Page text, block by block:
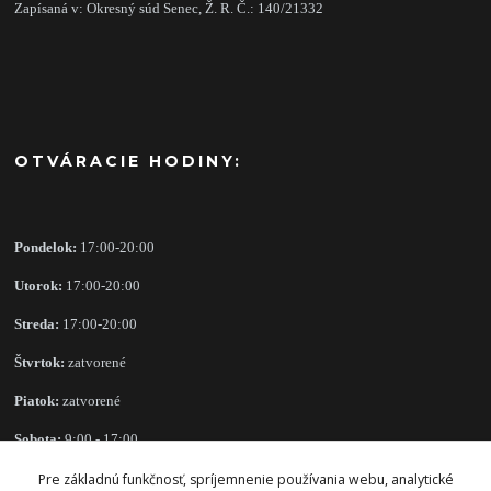
Zapísaná v: Okresný súd Senec, Ž. R. Č.: 140/21332
OTVÁRACIE HODINY:
Pondelok: 17:00-20:00
Utorok: 17:00-20:00
Streda: 17:00-20:00
Štvrtok: zatvorené
Piatok: zatvorené
Sobota:9:00 - 17:00
Nedeľa: zatvorené
Pre základnú funkčnosť, spríjemnenie používania webu, analytické